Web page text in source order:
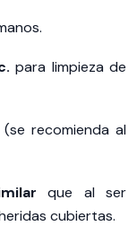
para limpieza de
(se recomienda al
que al ser
cubiertas.